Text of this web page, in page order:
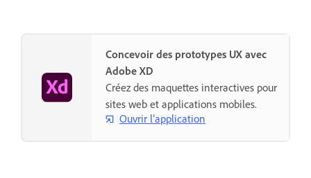
Concevoir des prototypes UX avec
Adobe XD
Créez des maquettes interactives pour
sites web et applications mobiles.
Ouvrir l’application